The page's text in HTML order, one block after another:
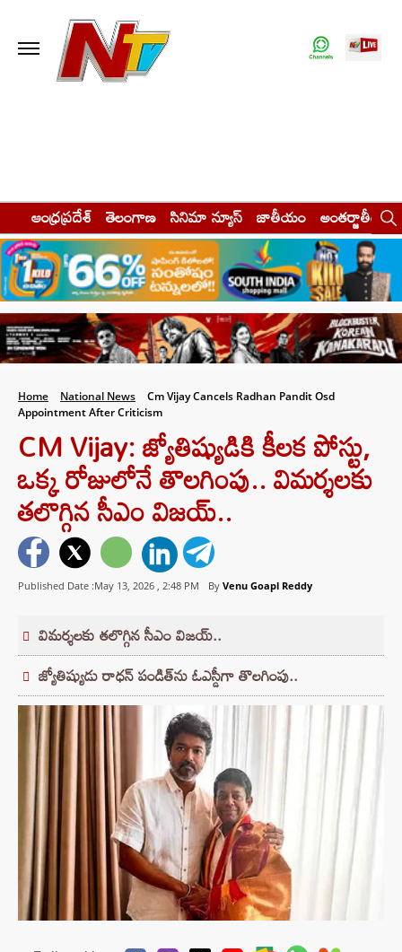
ఆంధ్రప్రదేశ్ తెలంగాణ సినిమా న్యూస్ జాతీయం అంతర్జాతీయం
Home National News
Cm Vijay Cancels Radhan Pandit Osd
Appointment After Criticism
CM Vijay: జ్యోతిష్యుడికి కీలక పోస్టు,
ఒక్క రోజులోనే తొలగింపు.. విమర్శలకు
తలొగ్గిన సీఎం విజయ్..
Published Date :May 13, 2026 , 2:48 PM By Venu Goapl Reddy
విమర్శలకు తలొగ్గిన సీఎం విజయ్..
జ్యోతిష్యుడు రాధన్ పండిత్‌ను ఓఎస్డీగా తొలగింపు..